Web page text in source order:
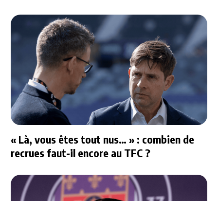
« Là, vous êtes tout nus… » : combien de
recrues faut-il encore au TFC ?